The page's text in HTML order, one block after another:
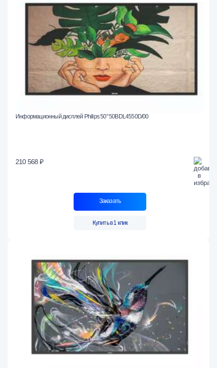
Информационный дисплей Philips 50" 50BDL4550D/00
210 568 ₽
Заказать
Купить в 1 клик